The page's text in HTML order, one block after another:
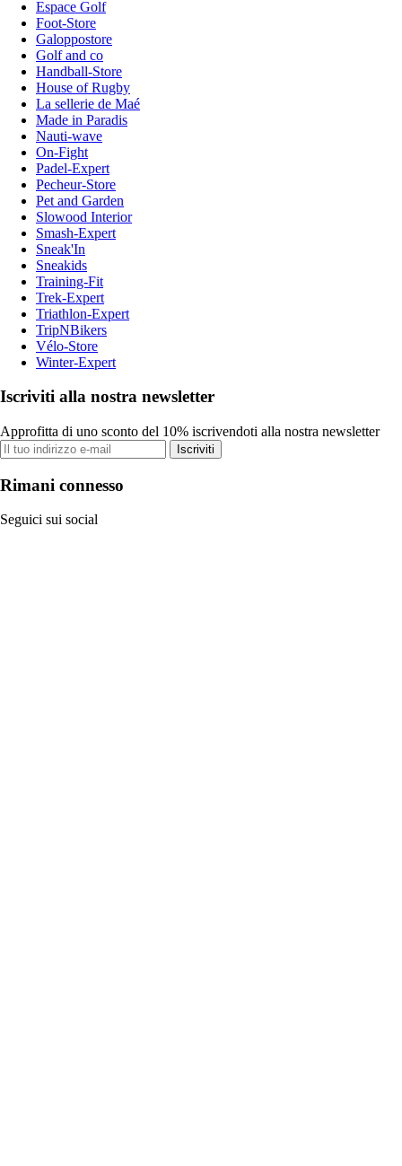
Espace Golf
Foot-Store
Galoppostore
Golf and co
Handball-Store
House of Rugby
La sellerie de Maé
Made in Paradis
Nauti-wave
On-Fight
Padel-Expert
Pecheur-Store
Pet and Garden
Slowood Interior
Smash-Expert
Sneak'In
Sneakids
Training-Fit
Trek-Expert
Triathlon-Expert
TripNBikers
Vélo-Store
Winter-Expert
Iscriviti alla nostra newsletter
Approfitta di uno sconto del 10% iscrivendoti alla nostra newsletter
Iscriviti
Rimani connesso
Seguici sui social